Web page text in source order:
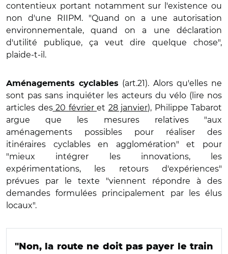
contentieux portant notamment sur l'existence ou
non d'une RIIPM. "Quand on a une autorisation
environnementale, quand on a une déclaration
d'utilité publique, ça veut dire quelque chose",
plaide-t-il.
Aménagements cyclables (art.21). Alors qu'elles ne
sont pas sans inquiéter les acteurs du vélo (lire nos
articles des20 février et 28 janvier), Philippe Tabarot
argue que les mesures relatives "aux
aménagements possibles pour réaliser des
itinéraires cyclables en agglomération" et pour
"mieux intégrer les innovations, les
expérimentations, les retours d'expériences"
prévues par le texte "viennent répondre à des
demandes formulées principalement par les élus
locaux".
"Non, la route ne doit pas payer le train